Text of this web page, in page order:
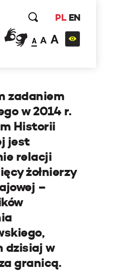
PL EN
A A A
zadaniem
w 2014 r.
Historii
jest
relacji
żołnierzy
–
dzisiaj w
granicą.